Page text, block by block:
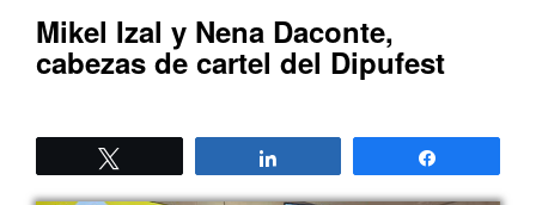
Mikel Izal y Nena Daconte,
cabezas de cartel del Dipufest